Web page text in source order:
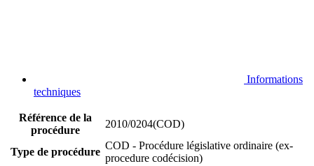
Informations
techniques
Référence de la
procédure
2010/0204(COD)
Type de procédure
COD - Procédure législative ordinaire (ex-
procedure codécision)